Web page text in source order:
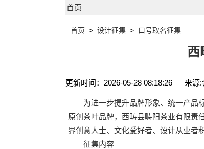
首页
首页 > 设计征集 > 口号取名征集
西
更新时间：2026-05-28 08:18:26┊ 来源
为进一步提升品牌形象、统一产品
原创茶叶品牌，西畴县畴阳茶业有限责
界创意人士、文化爱好者、设计从业者
征集内容